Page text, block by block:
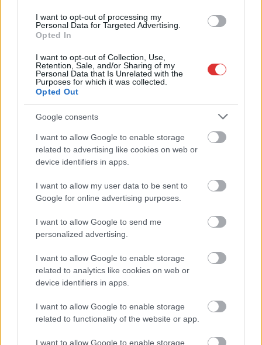
I want to opt-out of processing my
Personal Data for Targeted Advertising.
Opted In
I want to opt-out of Collection, Use,
Retention, Sale, and/or Sharing of my
Personal Data that Is Unrelated with the
Purposes for which it was collected.
Opted Out
Google consents
I want to allow Google to enable storage
related to advertising like cookies on web or
device identifiers in apps.
I want to allow my user data to be sent to
Google for online advertising purposes.
I want to allow Google to send me
personalized advertising.
I want to allow Google to enable storage
related to analytics like cookies on web or
device identifiers in apps.
I want to allow Google to enable storage
related to functionality of the website or app.
I want to allow Google to enable storage
2026.08.07. Horváth Zsolt
41 fok fölé forrósodott az ország, Szolnokon pedig
egy másik rekord is megdőlt
állomások csütörtökön: több településen is olyan értékek